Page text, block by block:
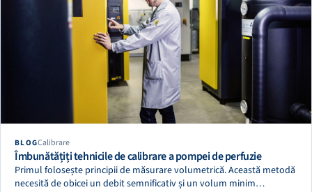
BLOGCalibrare
Îmbunătățiți tehnicile de calibrare a pompei de perfuzie
Primul folosește principii de măsurare volumetrică. Această metodă
necesită de obicei un debit semnificativ și un volum minim…